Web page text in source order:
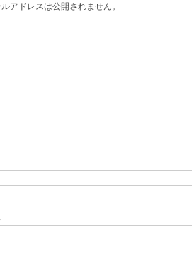
アドレスは公開されません。